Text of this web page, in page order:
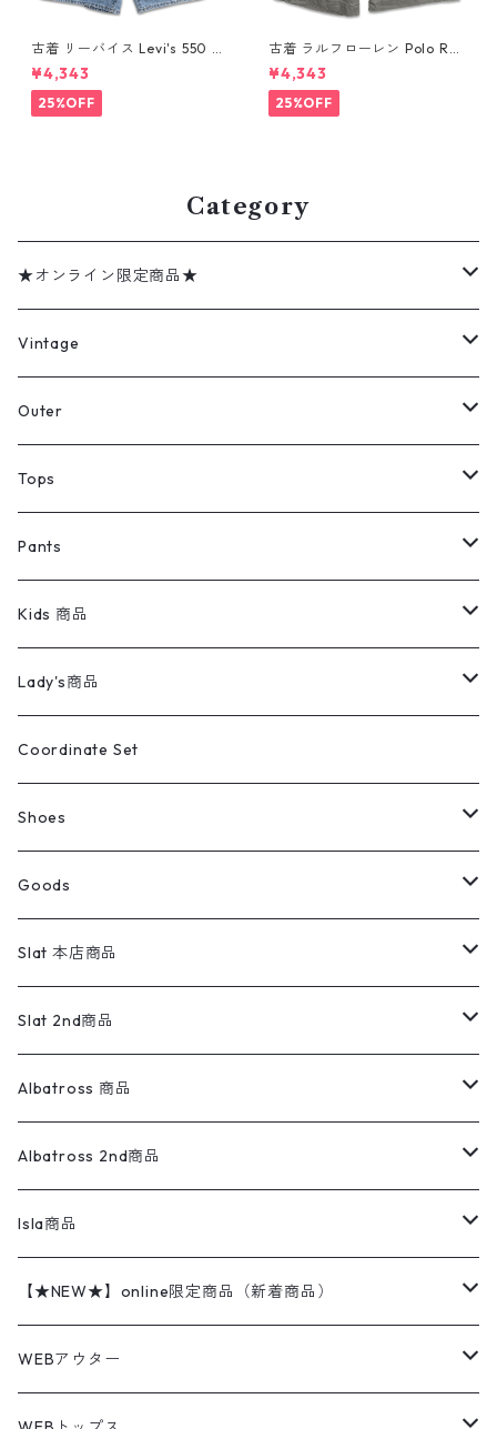
古着 リーバイス Levi's 550 デ
ニムパンツ ショートパンツ デ
ニム ショーツ ハーフパンツ 表
記：W36 gd410408n w608
08
¥4,343
25%OFF
古着 ラルフローレン Polo Ral
ph Lauren カーゴ ショートパ
ンツ ハーフパンツ グリーン系
表記：36 gd410375n w608
05
¥4,343
25%OFF
Category
★オンライン限定商品★
ミリタリーデッドストック
アウター
デニムジャケット
ミリタリージャケット
コート
ナイロンジャケット
レザー
テーラードジャケット
ボアジャケット
その他
トップス
半袖シャツ
長袖シャツ
セーター・カーディガン
パンツ
デニムパンツ
ミリタリーパンツ
スラックス
オーバーオール・つなぎ
イージーパンツ
レディース
アウター
トップス
キッズ
アウター
トップス
ライフスタイル雑貨
ラグ・ブランケット
ブランド
ラルフローレン
リーバイス
カーハート
ディッキーズ
Vintage
Jacket
Tee
Sweat Shirts
REVERSE WEAVE
Pants
Shirts
Ladies
Sweater
Goods
Military
Outer
コート
デニムジャケット
ミリタリージャケット
スウィングトップ
アウトドアナイロンジャケット
スポーツナイロンジャケット
ワークジャケット
テーラードジャケット
ウールジャケット
ダウンジャケット
レザージャケット
Otherジャケット
Tops
Tシャツ
長袖シャツ
ブランドシャツ
ストライプシャツ
柄シャツ
ワークシャツ
半袖シャツ
ポロシャツ
スウェット・パーカ
プリントスウェット
ロゴスウェット
ベスト
セーター・カーディガン
アランセーター
ウールセーター
フリース
Pants
デニムパンツ
501,505
バギーズデニム
ミリタリーパンツ
チノパンツ
イージーパンツ
スラックス
ワークパンツ
コーデュロイパンツ
オーバーオール・つなぎ
ショーツ
Otherパンツ
Kids 商品
Vintage
Tops
Pants
Tops
Pants
Lady's商品
Tシャツ
ブラウス／シャツ／デザイントップス
長袖
半袖
ベスト／キャミソール
スウェット
ニット
ジャケット
スカート
パンツ(w30以下)
ワンピース
長袖
半袖
Coordinate Set
Shoes
22cm以下
22.5cm
23cm
23.5cm
24cm
24.5cm
25cm
25.5cm
Goods
バンダナ
Slat 本店商品
Outer
Tee
Shirts
S/S Shirts
L/S Shirts
Sweat Shirts
REVERSE WEAVE
Sweater
Fleece
Slat 2nd商品
アウター
ハンティングジャケット
アウトドアジャケット
長袖シャツ
アウトドアシャツ
ブランドシャツ
半袖シャツ
アウトドアシャツ
ブランドシャツ
スウェット シャツ
ブランドスウェット
プリントスウェット
パンツ
リーバイス501 505
Albatross 商品
Vintage sweater
Outer
Sailing Jacket
Swingtop
Other Tops
Fleece tops
Knit
Sweat Shirts
Albatross 2nd商品
70sアイテム
Marlboro
GAP
Isla商品
2点セットコーデ
Sweat Shirts
【★NEW★】online限定商品（新着商品）
8月NEWアイテム（2026）
トップス
WEBアウター